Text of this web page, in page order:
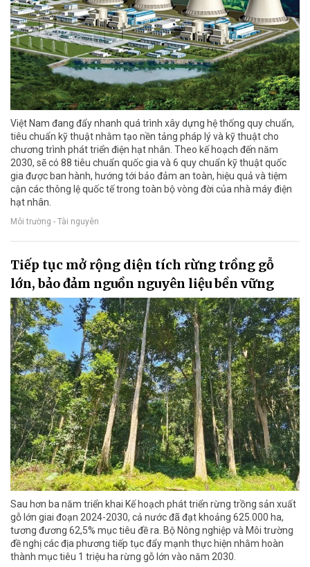
Việt Nam đang đẩy nhanh quá trình xây dựng hệ thống quy chuẩn,
tiêu chuẩn kỹ thuật nhằm tạo nền tảng pháp lý và kỹ thuật cho
chương trình phát triển điện hạt nhân. Theo kế hoạch đến năm
2030, sẽ có 88 tiêu chuẩn quốc gia và 6 quy chuẩn kỹ thuật quốc
gia được ban hành, hướng tới bảo đảm an toàn, hiệu quả và tiệm
cận các thông lệ quốc tế trong toàn bộ vòng đời của nhà máy điện
hạt nhân.
Môi trường - Tài nguyên
Tiếp tục mở rộng diện tích rừng trồng gỗ
lớn, bảo đảm nguồn nguyên liệu bền vững
Sau hơn ba năm triển khai Kế hoạch phát triển rừng trồng sản xuất
gỗ lớn giai đoạn 2024-2030, cả nước đã đạt khoảng 625.000 ha,
tương đương 62,5% mục tiêu đề ra. Bộ Nông nghiệp và Môi trường
đề nghị các địa phương tiếp tục đẩy mạnh thực hiện nhằm hoàn
thành mục tiêu 1 triệu ha rừng gỗ lớn vào năm 2030.